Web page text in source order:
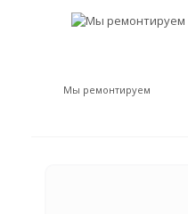
Мы ремонтируем